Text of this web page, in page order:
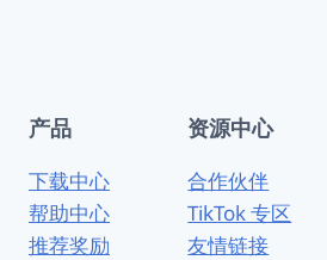
产品
下载中心
帮助中心
推荐奖励
资源中心
合作伙伴
TikTok 专区
友情链接